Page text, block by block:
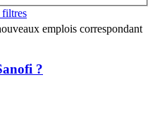
filtres
emplois correspondant
?